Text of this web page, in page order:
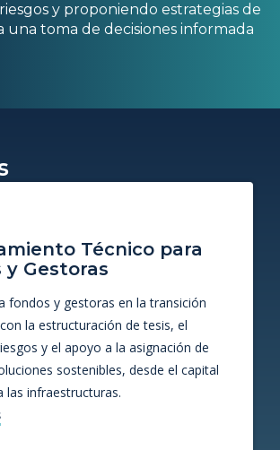
y proponiendo estrategias de
una toma de decisiones informada
Técnico para
y Gestoras
fondos y gestoras en la transición
la estructuración de tesis, el
y el apoyo a la asignación de
sostenibles, desde el capital
las infraestructuras.